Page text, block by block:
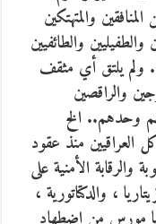
والمتهتكين
والطفيليين والطائفيين
ولم يلتق أي مثقف
والراقصين
وحدهم.. الخ
العراقيين منذ عقود
الأمنية على
، والدكتاتورية ،